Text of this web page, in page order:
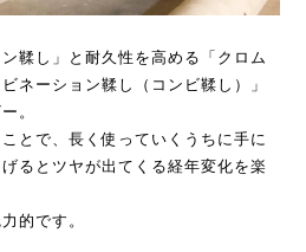
鞣し」と耐久性を高める「クロム
ネーション鞣し（コンビ鞣し）」
。
とで、長く使っていくうちに手に
るとツヤが出てくる経年変化を楽
的です。